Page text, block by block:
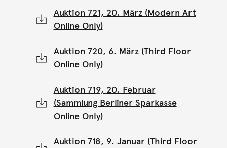
Auktion 721, 20. März (Modern Art
Online Only)
Auktion 720, 6. März (Third Floor
Online Only)
Auktion 719, 20. Februar
(Sammlung Berliner Sparkasse
Online Only)
Auktion 718, 9. Januar (Third Floor